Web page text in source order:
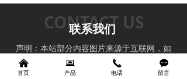
CONTACT US
联系我们
声明：本站部分内容图片来源于互联网，如
有侵权及时联系管理员删除，谢谢！
낀
首页
뀵
产品
끅
电话
끁
留言